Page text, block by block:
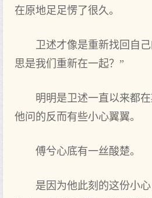
在原地足足愣了很久。
卫述才像是重新找回自
思是我们重新在一起？”
明明是卫述一直以来都
他问的反而有些小心翼翼。
傅兮心底有一丝酸楚。
是因为他此刻的这份小